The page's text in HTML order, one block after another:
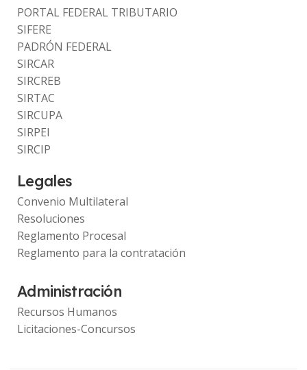
PORTAL FEDERAL TRIBUTARIO
SIFERE
PADRÓN FEDERAL
SIRCAR
SIRCREB
SIRTAC
SIRCUPA
SIRPEI
SIRCIP
Legales
Convenio Multilateral
Resoluciones
Reglamento Procesal
Reglamento para la contratación
Administración
Recursos Humanos
Licitaciones-Concursos